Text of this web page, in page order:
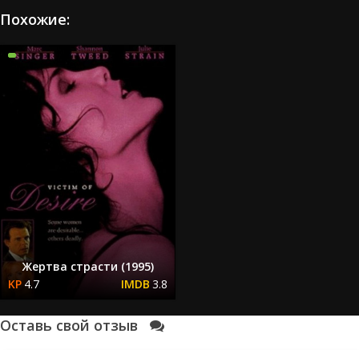
Похожие:
Жертва страсти (1995)
4.7
3.8
Оставь свой отзыв